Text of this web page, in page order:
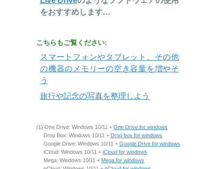
をおすすめします…
こちらもご覧ください:
スマートフォンやタブレット、その他
の機器のメモリーの空き容量を増やそ
う
旅行や記念の写真を整理しよう
(1) One Drive: Windows 10/11 + One Drive for windows
Drop Box: Windows 10/11 + Drop box for windows
Google Drive: Windows 10/11 + Google Drive for windows
iCloud: Windows 10/11 + iCloud for windows
Mega: Windows 10/11 + Mega for windows